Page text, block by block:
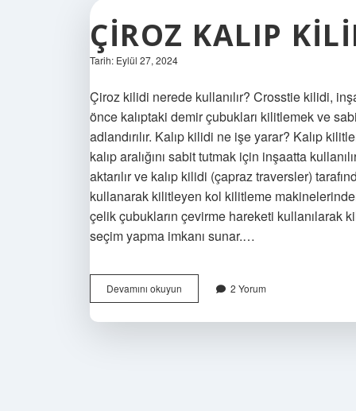
ÇIROZ KALIP
Tarih: Eylül 27, 2024
Çiroz kilidi nerede kullanılır? Crosstie kilidi,
önce kalıptaki demir çubukları kilitlemek ve
adlandırılır. Kalıp kilidi ne işe yarar? Kalıp
kalıp aralığını sabit tutmak için inşaatta
aktarılır ve kalıp kilidi (çapraz traversler)
kullanarak kilitleyen kol kilitleme
çelik çubukların çevirme hareketi kullanılarak
seçim yapma imkanı sunar.…
Devamını okuyun
Kalıp
2 Yorum